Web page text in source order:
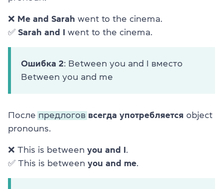
❌ Me and Sarah went to the cinema.
✅ Sarah and I went to the cinema.
Ошибка 2: Between you and I вместо
Between you and me
После предлогов всегда употребляется object
pronouns.
❌ This is between you and I
✅ This is between you and me